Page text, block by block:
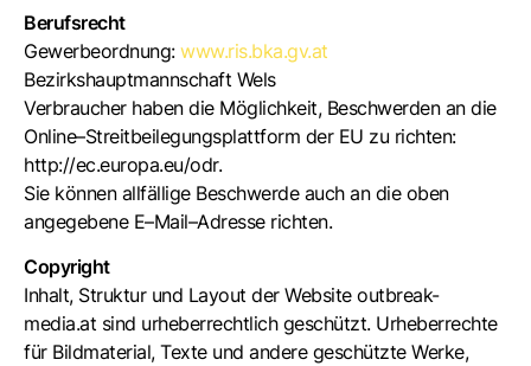
Berufsrecht
Gewerbeordnung: www.ris.bka.gv.at
Bezirkshauptmannschaft Wels
Verbraucher haben die Möglichkeit, Beschwerden an die
Online–Streitbeilegungsplattform der EU zu richten:
http://ec.europa.eu/odr.
Sie können allfällige Beschwerde auch an die oben
angegebene E–Mail–Adresse richten.
Copyright
Inhalt, Struktur und Layout der Website outbreak-
media.at sind urheberrechtlich geschützt. Urheberrechte
für Bildmaterial, Texte und andere geschützte Werke,